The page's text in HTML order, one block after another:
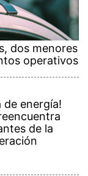
dos menores
operativos
de energía!
de la